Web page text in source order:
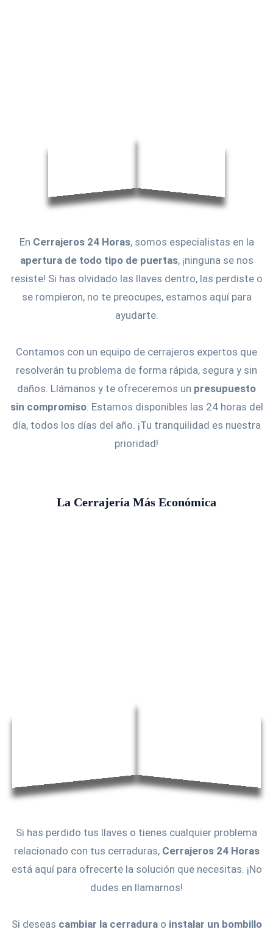
En Cerrajeros 24 Horas, somos especialistas en la
apertura de todo tipo de puertas, ¡ninguna se nos
resiste! Si has olvidado las llaves dentro, las perdiste o
se rompieron, no te preocupes, estamos aquí para
ayudarte.
Contamos con un equipo de cerrajeros expertos que
resolverán tu problema de forma rápida, segura y sin
daños. Llámanos y te ofreceremos un presupuesto
sin compromiso. Estamos disponibles las 24 horas del
día, todos los días del año. ¡Tu tranquilidad es nuestra
prioridad!
La Cerrajería Más Económica
Si has perdido tus llaves o tienes cualquier problema
relacionado con tus cerraduras, Cerrajeros 24 Horas
está aquí para ofrecerte la solución que necesitas. ¡No
dudes en llamarnos!
Si deseas cambiar la cerradurao instalar un bombillo